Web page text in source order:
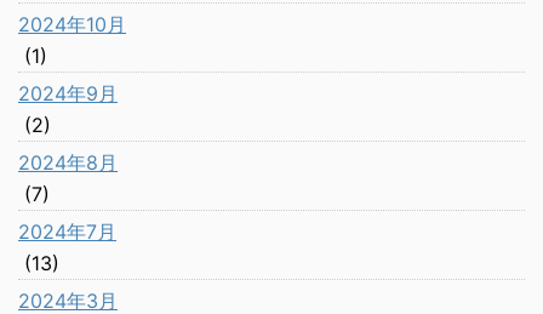
2024年10月
(1)
2024年9月
(2)
2024年8月
(7)
2024年7月
(13)
2024年3月